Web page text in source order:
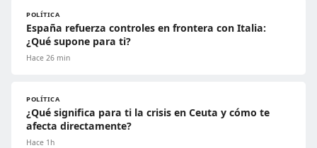
POLÍTICA
España refuerza controles en frontera con Italia:
¿Qué supone para ti?
Hace 26 min
POLÍTICA
¿Qué significa para ti la crisis en Ceuta y cómo te
afecta directamente?
Hace 1h